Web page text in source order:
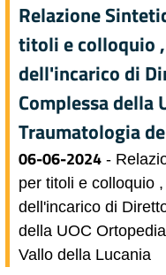
Relazione
titoli e colloquio
dell'incarico di
Complessa della
Traumatologia
06-06-2024 -
per titoli e colloquio
dell'incarico di
della UOC
Vallo della Lucania